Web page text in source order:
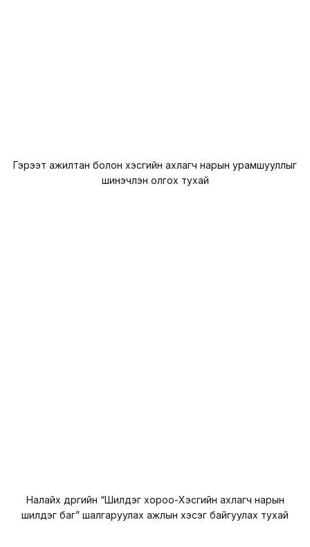
Гэрээт ажилтан болон хэсгийн ахлагч нарын урамшууллыг
шинэчлэн олгох тухай
Налайх дүүргийн “Шилдэг хороо-Хэсгийн ахлагч нарын
шилдэг баг” шалгаруулах ажлын хэсэг байгуулах тухай